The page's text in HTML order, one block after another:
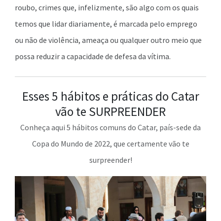
roubo, crimes que, infelizmente, são algo com os quais
temos que lidar diariamente, é marcada pelo emprego
ou não de violência, ameaça ou qualquer outro meio que
possa reduzir a capacidade de defesa da vítima.
Esses 5 hábitos e práticas do Catar
vão te SURPREENDER
Conheça aqui 5 hábitos comuns do Catar, país-sede da
Copa do Mundo de 2022, que certamente vão te
surpreender!